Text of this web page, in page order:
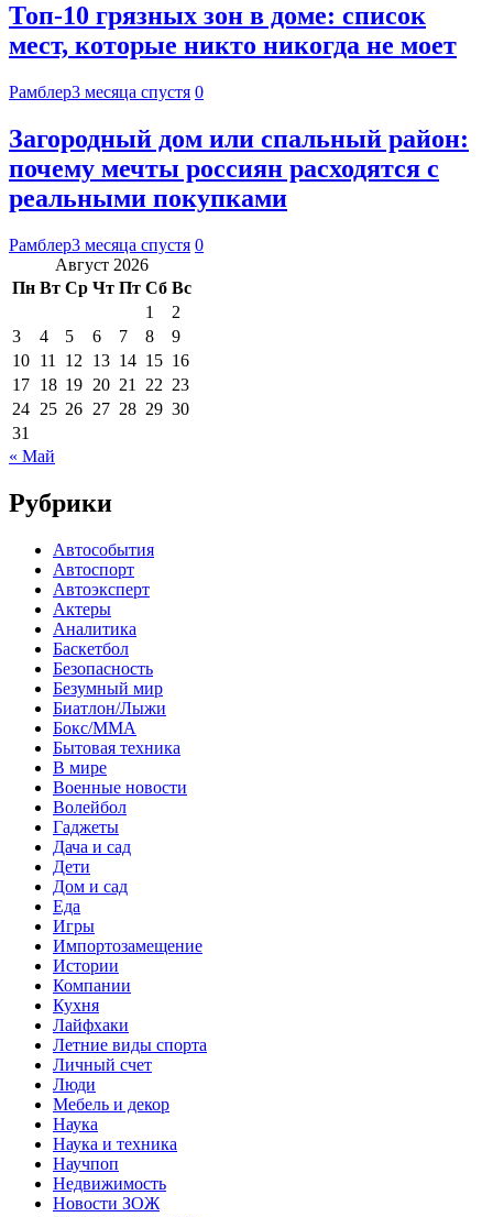
Топ-10 грязных зон в доме: список
мест, которые никто никогда не моет
Рамблер3 месяца спустя 0
Загородный дом или спальный район:
почему мечты россиян расходятся с
реальными покупками
Рамблер3 месяца спустя 0
Август 2026
Пн Вт Ср Чт Пт Сб Вс
1
2
3
4 5 6 7 8
9
10 11 12 13 14 15 16
17 18 19 20 21 22 23
24 25 26 27 28 29 30
31
« Май
Рубрики
Автособытия
Автоспорт
Автоэксперт
Актеры
Аналитика
Баскетбол
Безопасность
Безумный мир
Биатлон/Лыжи
Бокс/MMA
Бытовая техника
В мире
Военные новости
Волейбол
Гаджеты
Дача и сад
Дети
Дом и сад
Еда
Игры
Импортозамещение
Истории
Компании
Кухня
Лайфхаки
Летние виды спорта
Личный счет
Люди
Мебель и декор
Наука
Наука и техника
Научпоп
Недвижимость
Новости ЗОЖ